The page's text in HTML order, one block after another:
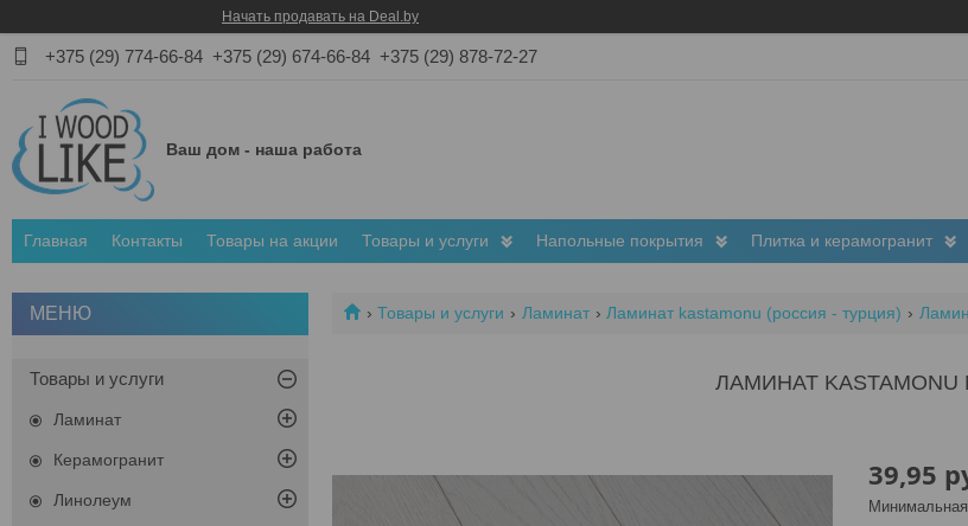
Начать продавать на Deal.by
+375 (29) 774-66-84 +375 (29) 674-66-84 +375 (29) 878-72-27
Ваш дом - наша работа
Главная Контакты Товары на акции Товары и услуги Напольные покрытия Плитка и керамогранит
Товары и услуги Ламинат Ламинат kastamonu (россия - турция)
ЛАМИНАТ KASTAMONU
39,95
Товары и услуги
Ламинат
Керамогранит
Линолеум